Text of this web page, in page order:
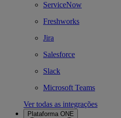
ServiceNow
Freshworks
Jira
Salesforce
Slack
Microsoft Teams
Ver todas as integrações
Plataforma ONE